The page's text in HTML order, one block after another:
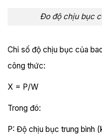
Đo độ chịu bục
Chỉ số độ chịu bục của
công thức:
X = P/W
Trong đó:
P: Độ chịu bục trung bình